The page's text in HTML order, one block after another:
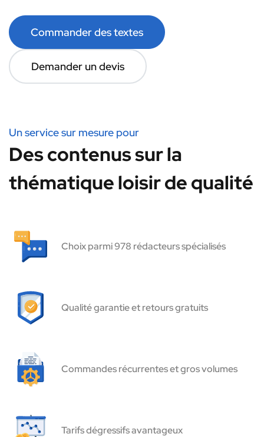
Commander des textes
Demander un devis
Un service sur mesure pour
Des contenus sur la
thématique loisir de qualité
Choix parmi 978 rédacteurs spécialisés
Qualité garantie et retours gratuits
Commandes récurrentes et gros volumes
Tarifs dégressifs avantageux